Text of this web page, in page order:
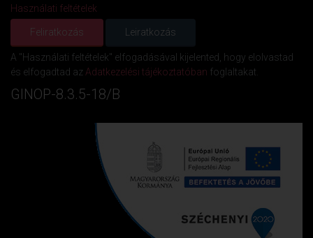
Használati feltételek
A "Használati feltételek" elfogadásával kijelented, hogy elolvastad
és elfogadtad az Adatkezelési tájékoztatóban foglaltakat.
GINOP-8.3.5-18/B